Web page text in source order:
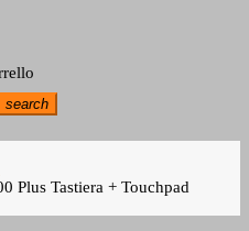
search
Plus Tastiera + Touchpad